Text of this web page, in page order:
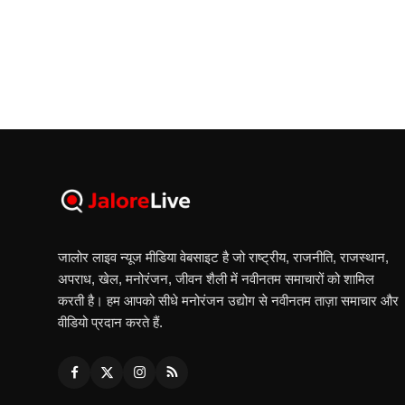
जालोर लाइव न्यूज मीडिया वेबसाइट है जो राष्ट्रीय, राजनीति, राजस्थान,
अपराध, खेल, मनोरंजन, जीवन शैली में नवीनतम समाचारों को शामिल
करती है। हम आपको सीधे मनोरंजन उद्योग से नवीनतम ताज़ा समाचार और
वीडियो प्रदान करते हैं.